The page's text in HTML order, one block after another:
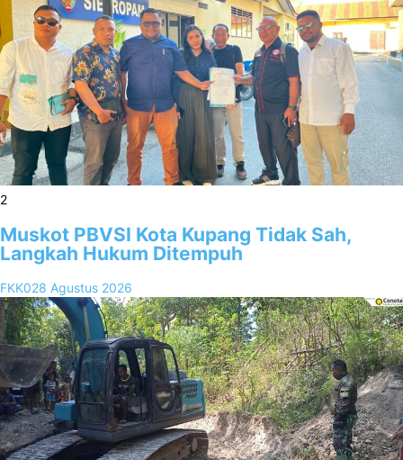
2
Muskot PBVSI Kota Kupang Tidak Sah,
Langkah Hukum Ditempuh
FKK028 Agustus 2026